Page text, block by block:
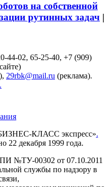
на собственной
рутинных задач |
44-02, 65-25-40, +7 (909)
29rbk@mail.ru (реклама).
КЛАСС экспресс».
22 декабря 1999 года.
ПИ №ТУ-00302 от 07.10.2011
службы по надзору в